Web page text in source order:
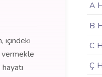
içindeki
vermekle
A
B
C
Ç